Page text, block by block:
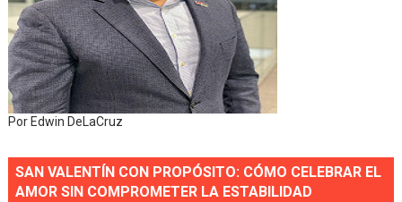
Por Edwin DeLaCruz
SAN VALENTÍN CON PROPÓSITO: CÓMO CELEBRAR EL
AMOR SIN COMPROMETER LA ESTABILIDAD